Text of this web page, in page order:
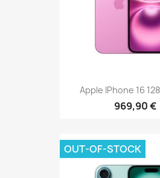
Apple IPhone 16
969,90 €
OUT-OF-STOCK